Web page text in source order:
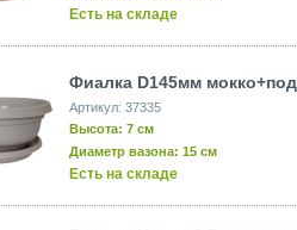
Есть на складе
Фиалка D145мм
Артикул: 37335
Высота: 7 см
Диаметр вазона: 15 см
Есть на складе